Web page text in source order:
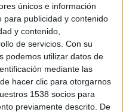
únicos e información
para publicidad y contenido
y contenido,
de servicios. Con su
podemos utilizar datos de
mediante las
hacer clic para otorgarnos
1538 socios para
previamente descrito. De
primera hora del
s'ha apropat al
velocitat, aparcant
estava esperant
ell entrar" apunta la